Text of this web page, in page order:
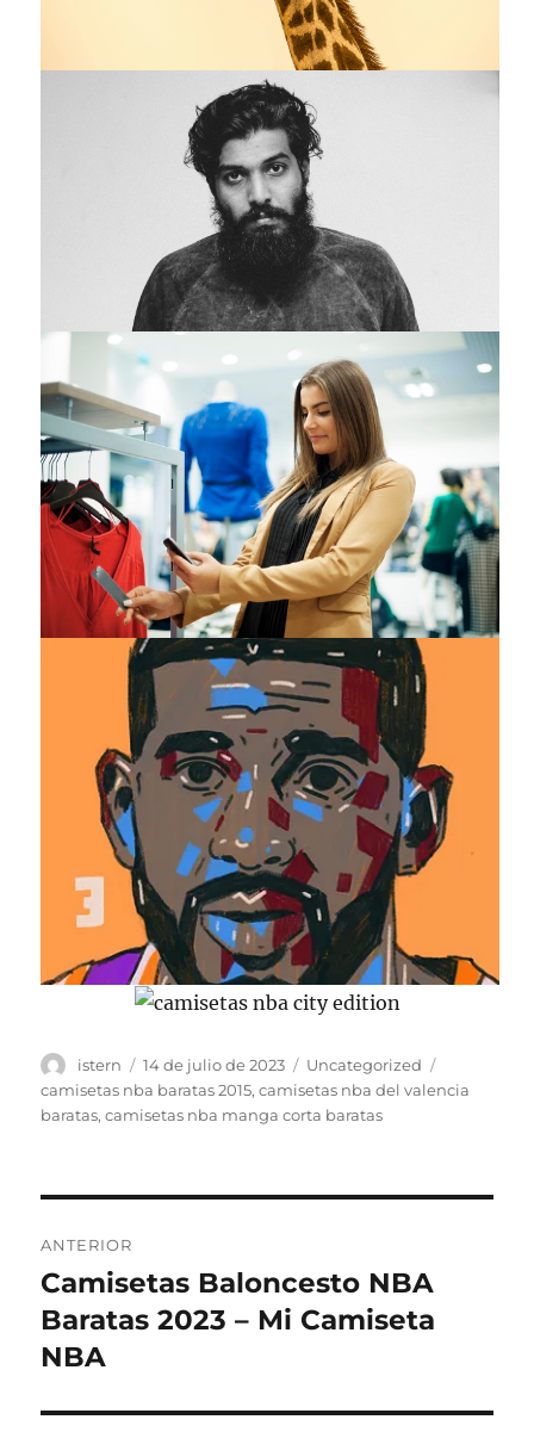
Autor
istern
Publicado
el
14 de julio de 2023 Categorías
Uncategorized
camisetas nba baratas 2015,camisetas nba del valencia
baratas,camisetas nba manga corta baratas
de
entradas
ANTERIOR
Entrada
anterior:
Camisetas Baloncesto NBA
Baratas 2023 – Mi Camiseta
NBA